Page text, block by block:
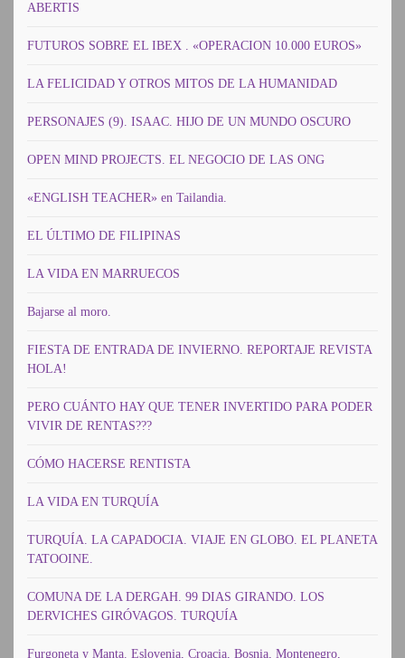
ABERTIS
FUTUROS SOBRE EL IBEX . «OPERACION 10.000 EUROS»
LA FELICIDAD Y OTROS MITOS DE LA HUMANIDAD
PERSONAJES (9). ISAAC. HIJO DE UN MUNDO OSCURO
OPEN MIND PROJECTS. EL NEGOCIO DE LAS ONG
«ENGLISH TEACHER» en Tailandia.
EL ÚLTIMO DE FILIPINAS
LA VIDA EN MARRUECOS
Bajarse al moro.
FIESTA DE ENTRADA DE INVIERNO. REPORTAJE REVISTA
HOLA!
PERO CUÁNTO HAY QUE TENER INVERTIDO PARA PODER
VIVIR DE RENTAS???
CÓMO HACERSE RENTISTA
LA VIDA EN TURQUÍA
TURQUÍA. LA CAPADOCIA. VIAJE EN GLOBO. EL PLANETA
TATOOINE.
COMUNA DE LA DERGAH. 99 DIAS GIRANDO. LOS
DERVICHES GIRÓVAGOS. TURQUÍA
Furgoneta y Manta. Eslovenia, Croacia, Bosnia, Montenegro,